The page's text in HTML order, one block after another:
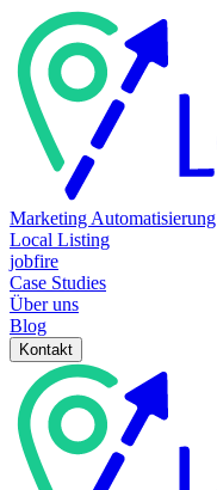
Marketing Automatisierung
Local Listing
jobfire
Case Studies
Über uns
Blog
Kontakt